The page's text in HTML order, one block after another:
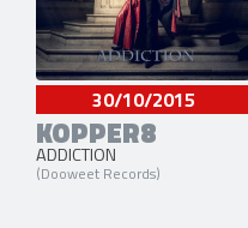
30/10/2015
KOPPER8
ADDICTION
(Dooweet Records)